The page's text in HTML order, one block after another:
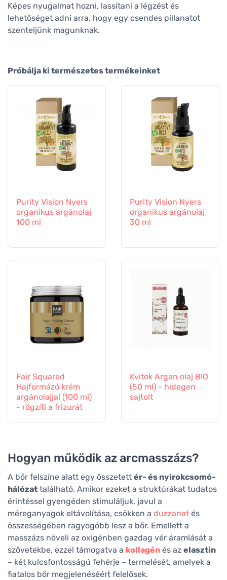
Képes nyugalmat hozni, lassítani a légzést és
lehetőséget adni arra, hogy egy csendes pillanatot
szenteljünk magunknak.
Próbálja ki természetes termékeinket
Purity Vision Nyers
organikus argánolaj
100 ml
Purity Vision Nyers
organikus argánolaj
30 ml
Fair Squared
Hajformázó krém
argánolajjal (100 ml)
- rögzíti a frizurát
Kvitok Argan olaj BIO
(50 ml) - hidegen
sajtolt
Hogyan működik az arcmasszázs?
A bőr felszíne alatt egy összetett ér- és nyirokcsomó-
hálózat található. Amikor ezeket a struktúrákat tudatos
érintéssel gyengéden stimuláljuk, javul a
méreganyagok eltávolítása, csökken a duzzanat és
összességében ragyogóbb lesz a bőr. Emellett a
masszázs növeli az oxigénben gazdag vér áramlását a
szövetekbe, ezzel támogatva a kollagén és az elasztin
– két kulcsfontosságú fehérje – termelését, amelyek a
fiatalos bőr megjelenéséért felelősek.